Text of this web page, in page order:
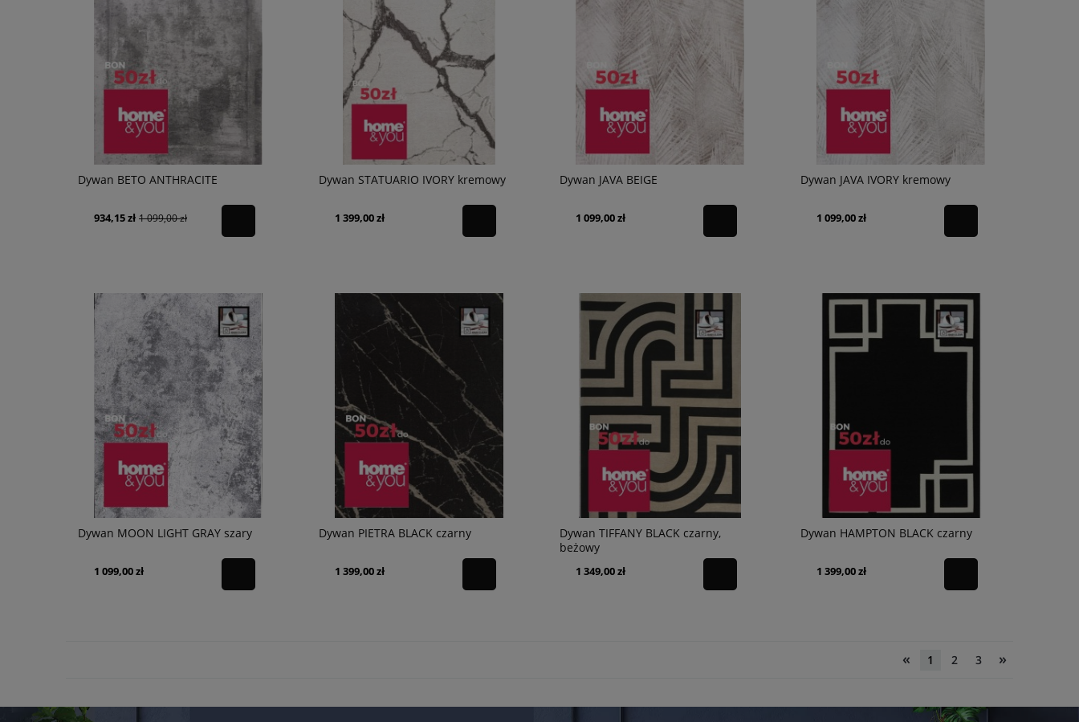
Dywan BETO ANTHRACITE
934,15 zł 1 099,00 zł
Dywan STATUARIO IVORY kremowy
1 399,00 zł
Dywan JAVA BEIGE
1 099,00 zł
Dywan JAVA IVORY kremowy
1 099,00 zł
Dywan MOON LIGHT GRAY szary
1 099,00 zł
Dywan PIETRA BLACK czarny
1 399,00 zł
Dywan TIFFANY BLACK czarny,
beżowy
1 349,00 zł
Dywan HAMPTON BLACK czarny
1 399,00 zł
« 1 2 3 »